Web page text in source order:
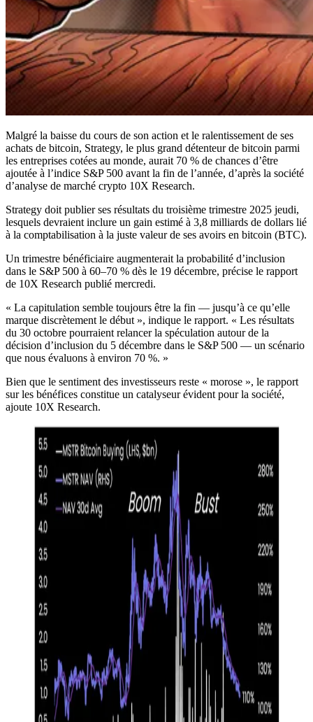
Malgré la baisse du cours de son action et le ralentissement de ses
achats de bitcoin, Strategy, le plus grand détenteur de bitcoin parmi
les entreprises cotées au monde, aurait 70 % de chances d’être
ajoutée à l’indice S&P 500 avant la fin de l’année, d’après la société
d’analyse de marché crypto 10X Research.
Strategy doit publier ses résultats du troisième trimestre 2025 jeudi,
lesquels devraient inclure un gain estimé à 3,8 milliards de dollars lié
à la comptabilisation à la juste valeur de ses avoirs en bitcoin (BTC).
Un trimestre bénéficiaire augmenterait la probabilité d’inclusion
dans le S&P 500 à 60–70 % dès le 19 décembre, précise le rapport
de 10X Research publié mercredi.
« La capitulation semble toujours être la fin — jusqu’à ce qu’elle
marque discrètement le début », indique le rapport. « Les résultats
du 30 octobre pourraient relancer la spéculation autour de la
décision d’inclusion du 5 décembre dans le S&P 500 — un scénario
que nous évaluons à environ 70 %. »
Bien que le sentiment des investisseurs reste « morose », le rapport
sur les bénéfices constitue un catalyseur évident pour la société,
ajoute 10X Research.